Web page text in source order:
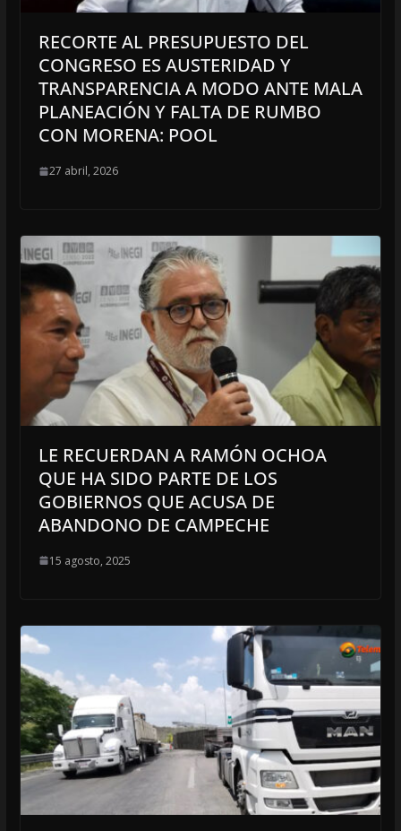
RECORTE AL PRESUPUESTO DEL
CONGRESO ES AUSTERIDAD Y
TRANSPARENCIA A MODO ANTE MALA
PLANEACIÓN Y FALTA DE RUMBO
CON MORENA: POOL
27 abril, 2026
LE RECUERDAN A RAMÓN OCHOA
QUE HA SIDO PARTE DE LOS
GOBIERNOS QUE ACUSA DE
ABANDONO DE CAMPECHE
15 agosto, 2025